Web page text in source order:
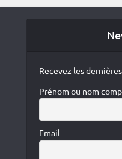
Recevez les
Prénom ou nom
Email